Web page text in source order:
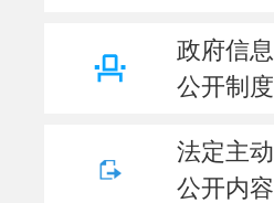
政府信息
公开制度
法定主动
公开内容